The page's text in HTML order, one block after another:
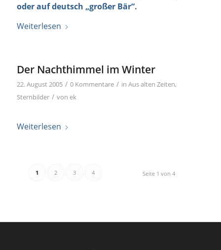
oder auf deutsch „großer Bär“.
Weiterlesen
Der Nachthimmel im Winter
22. August 2005 / 0 Kommentare / in Aus alten Zeiten,
Sternbilder / von ek
Weiterlesen
Seite 1 von 4
1 2 3 4